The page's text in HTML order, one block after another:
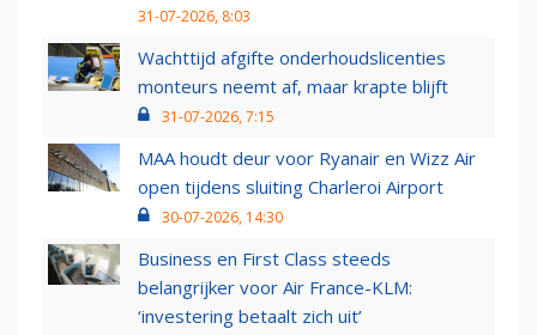
31-07-2026, 8:03
Wachttijd afgifte onderhoudslicenties
monteurs neemt af, maar krapte blijft
31-07-2026, 7:15
MAA houdt deur voor Ryanair en Wizz Air
open tijdens sluiting Charleroi Airport
30-07-2026, 14:30
Business en First Class steeds
belangrijker voor Air France-KLM:
‘investering betaalt zich uit’